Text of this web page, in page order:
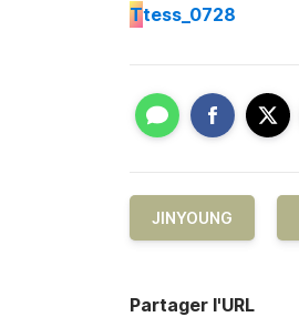
Ttess_0728
JINYOUNG
Partager l'URL